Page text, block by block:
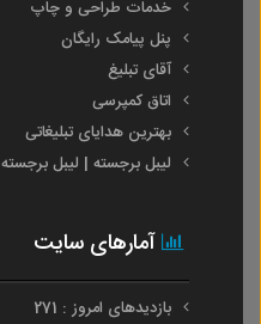
خدمات طراحی و چاپ
پنل پیامک رایگان
آقای تبلیغ
اتاق کمپرسی
بهترین هدایای تبلیغاتی
لیبل برجسته | لیبل برجسته UV DTF | لیبل UV DTF
آمارهای سایت
بازدیدهای امروز : 271